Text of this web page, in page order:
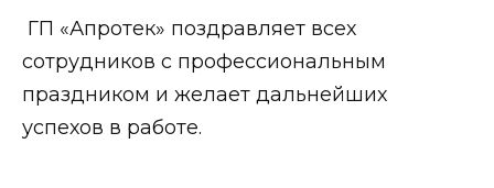
ГП «Апротек» поздравляет всех
сотрудников с профессиональным
праздником и желает дальнейших
успехов в работе.